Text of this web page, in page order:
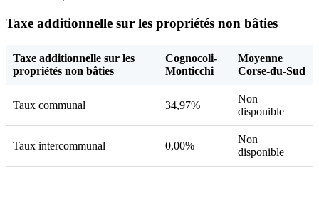
Taxe additionnelle sur les propriétés non bâties
Taxe additionnelle sur les
propriétés non bâties
Cognocoli-
Monticchi
Moyenne
Corse-du-Sud
Taux communal 34,97%
Non
disponible
Taux intercommunal 0,00%
Non
disponible